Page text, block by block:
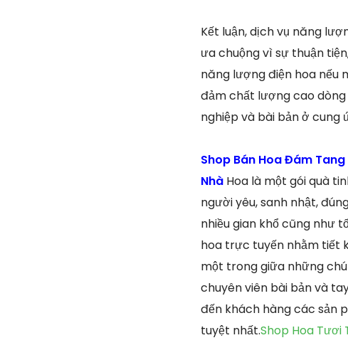
Kết luận, dịch vụ năng
ưa chuộng vì sự thuận
năng lượng điện hoa nếu
đảm chất lượng cao
nghiệp và bài bản ở cung
Shop Bán Hoa Đám
Nhà Hoa là một gói quà
người yêu, sanh nhật,
nhiều gian khổ cũng như
hoa trực tuyến nhằm tiết
một trong giữa những
chuyên viên bài bản và
đến khách hàng các sản
tuyệt nhất.Shop Hoa Tươi